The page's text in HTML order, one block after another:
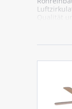
Qualität